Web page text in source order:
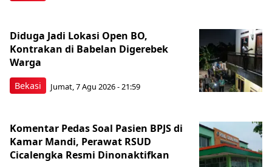
Bekasi
Diduga Jadi Lokasi Open BO,
Kontrakan di Babelan Digerebek
Warga
Jumat, 7 Agu 2026 - 21:59
Komentar Pedas Soal Pasien BPJS di
Kamar Mandi, Perawat RSUD
Cicalengka Resmi Dinonaktifkan